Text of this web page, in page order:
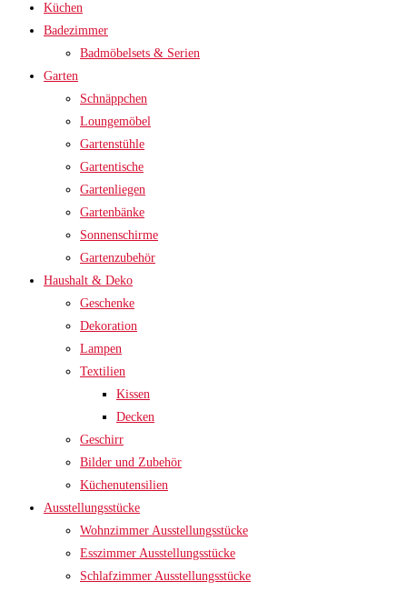
Küchen
Badezimmer
Badmöbelsets & Serien
Garten
Schnäppchen
Loungemöbel
Gartenstühle
Gartentische
Gartenliegen
Gartenbänke
Sonnenschirme
Gartenzubehör
Haushalt & Deko
Geschenke
Dekoration
Lampen
Textilien
Kissen
Decken
Geschirr
Bilder und Zubehör
Küchenutensilien
Ausstellungsstücke
Wohnzimmer Ausstellungsstücke
Esszimmer Ausstellungsstücke
Schlafzimmer Ausstellungsstücke